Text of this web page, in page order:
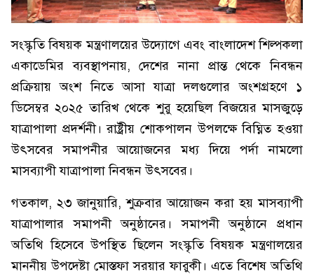
সংস্কৃতি বিষয়ক মন্ত্রণালয়ের উদ্যোগে এবং বাংলাদেশ শিল্পকলা
একাডেমির ব্যবস্থাপনায়, দেশের নানা প্রান্ত থেকে নিবন্ধন
প্রক্রিয়ায় অংশ নিতে আসা যাত্রা দলগুলোর অংশগ্রহণে ১
ডিসেম্বর ২০২৫ তারিখ থেকে শুরু হয়েছিল বিজয়ের মাসজুড়ে
যাত্রাপালা প্রদর্শনী। রাষ্ট্রীয় শোকপালন উপলক্ষে বিঘ্নিত হওয়া
উৎসবের সমাপনীর আয়োজনের মধ্য দিয়ে পর্দা নামলো
মাসব্যাপী যাত্রাপালা নিবন্ধন উৎসবের।
গতকাল, ২৩ জানুয়ারি, শুক্রবার আয়োজন করা হয় মাসব্যাপী
যাত্রাপালার সমাপনী অনুষ্ঠানের। সমাপনী অনুষ্ঠানে প্রধান
অতিথি হিসেবে উপস্থিত ছিলেন সংস্কৃতি বিষয়ক মন্ত্রণালয়ের
মাননীয় উপদেষ্টা মোস্তফা সরয়ার ফারুকী। এতে বিশেষ অতিথি